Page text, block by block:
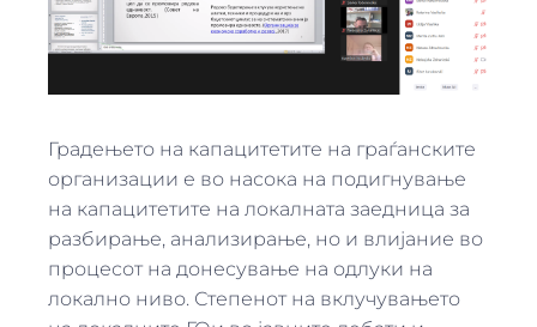
Градењето на капацитетите на граѓанските
организации е во насока на подигнување
на капацитетите на локалната заедница за
разбирање, анализирање, но и влиjание во
процесот на донесување на одлуки на
локално ниво. Степенот на вклучувањето